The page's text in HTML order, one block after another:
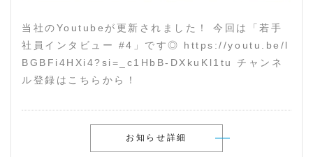
当社のYoutubeが更新されました！ 今回は「若手
社員インタビュー #4」です◎ https://youtu.be/l
BGBFi4HXi4?si=_c1HbB-DXkuKl1tu チャンネ
ル登録はこちらから！
お知らせ詳細